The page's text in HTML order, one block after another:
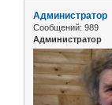
Администратор
Сообщений: 989
Администратор